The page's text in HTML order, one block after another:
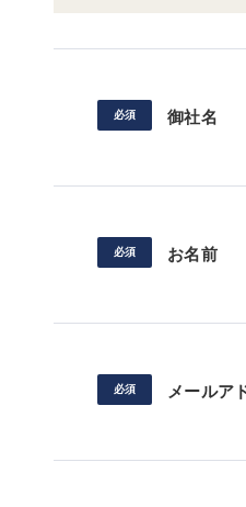
御社名
お名前
メールア